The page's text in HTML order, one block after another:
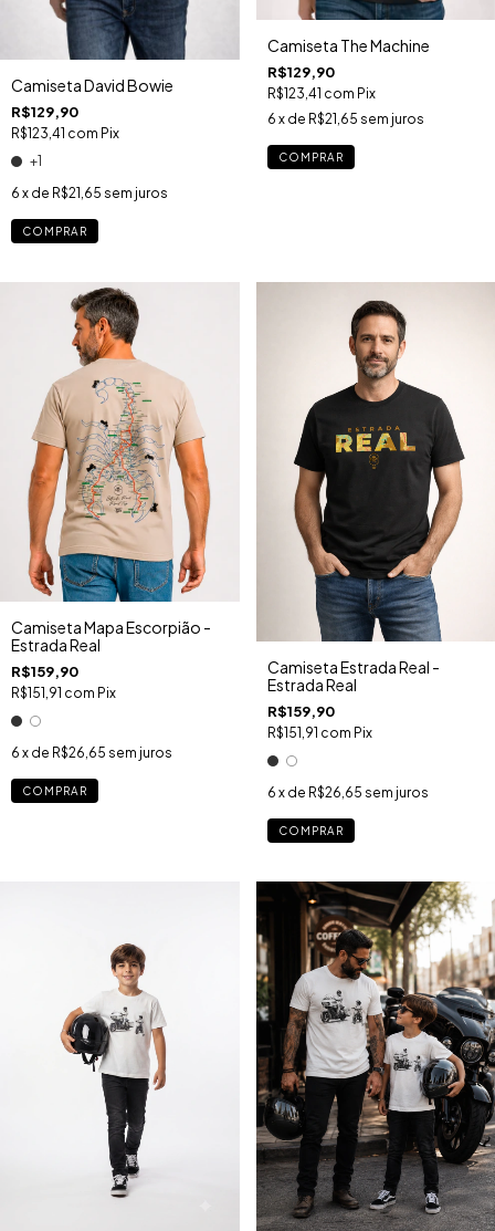
Camiseta David Bowie
R$129,90
R$123,41 com Pix
+1
6 x de R$21,65 sem juros
COMPRAR
Camiseta The Machine
R$129,90
R$123,41 com Pix
6 x de R$21,65 sem juros
COMPRAR
Camiseta Mapa Escorpião -
Estrada Real
R$159,90
R$151,91 com Pix
6 x de R$26,65 sem juros
COMPRAR
Camiseta Estrada Real -
Estrada Real
R$159,90
R$151,91 com Pix
6 x de R$26,65 sem juros
COMPRAR